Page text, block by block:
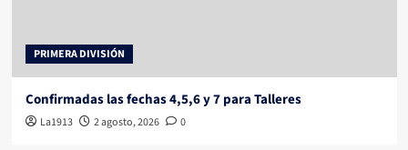
PRIMERA DIVISIÓN
Confirmadas las fechas 4,5,6 y 7 para Talleres
La1913 2 agosto, 2026 0